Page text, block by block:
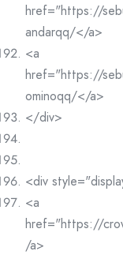
href="https://
andarqq/</a>
<a
href="https://
ominoqq/</a>
</div>
<div
<a
href="https://
/a>